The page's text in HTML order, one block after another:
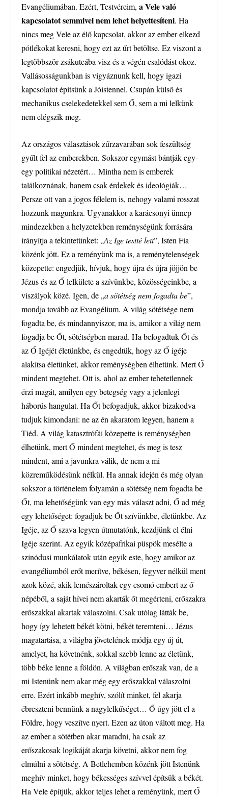
Evangéliumában. Ezért, Testvéreim,a Vele való
kapcsolatot semmivel nem lehet helyettesíteni. Ha
nincs meg Vele az élő kapcsolat, akkor az ember elkezd
pótlékokat keresni, hogy ezt az űrt betöltse. Ez viszont a
legtöbbször zsákutcába visz és a végén csalódást okoz.
Vallásosságunkban is vigyáznunk kell, hogy igazi
kapcsolatot építsünk a Jóistennel. Csupán külső és
mechanikus cselekedetekkel sem Ő, sem a mi lelkünk
nem elégszik meg.
Az országos választások zűrzavarában sok feszültség
gyűlt fel az emberekben. Sokszor egymást bántják egy-
egy politikai nézetért… Mintha nem is emberek
találkoznának, hanem csak érdekek és ideológiák…
Persze ott van a jogos félelem is, nehogy valami rosszat
hozzunk magunkra. Ugyanakkor a karácsonyi ünnep
mindezekben a helyzetekben reménységünk forrására
irányítja a tekintetünket: „Az Ige testté lett”, Isten Fia
közénk jött. Ez a reményünk ma is, a reménytelenségek
közepette: engedjük, hívjuk, hogy újra és újra jöjjön be
Jézus és az Ő lelkülete a szívünkbe, közösségeinkbe, a
viszályok közé. Igen, de „a sötétség nem fogadta be”,
mondja tovább az Evangélium. A világ sötétsége nem
fogadta be, és mindannyiszor, ma is, amikor a világ nem
fogadja be Őt, sötétségben marad. Ha befogadtuk Őt és
az Ő Igéjét életünkbe, és engedtük, hogy az Ő igéje
alakítsa életünket, akkor reménységben élhetünk. Mert Ő
mindent megtehet. Ott is, ahol az ember tehetetlennek
érzi magát, amilyen egy betegség vagy a jelenlegi
háborús hangulat. Ha Őt befogadjuk, akkor bizakodva
tudjuk kimondani: ne az én akaratom legyen, hanem a
Tiéd. A világ katasztrófái közepette is reménységben
élhetünk, mert Ő mindent megtehet, és meg is tesz
mindent, ami a javunkra válik, de nem a mi
közreműködésünk nélkül. Ha annak idején és még olyan
sokszor a történelem folyamán a sötétség nem fogadta be
Őt, ma lehetőségünk van egy más választ adni, Ő ad még
egy lehetőséget: fogadjuk be Őt szívünkbe, életünkbe. Az
Igéje, az Ő szava legyen útmutatónk, kezdjünk el élni
Igéje szerint. Az egyik középafrikai püspök mesélte a
szinódusi munkálatok után egyik este, hogy amikor az
evangéliumból erőt merítve, békésen, fegyver nélkül ment
azok közé, akik lemészároltak egy csomó embert az ő
népéből, a saját hívei nem akarták őt megérteni, erőszakra
erőszakkal akartak válaszolni. Csak utólag látták be,
hogy így lehetett békét kötni, békét teremteni… Jézus
magatartása, a világba jövetelének módja egy új út,
amelyet, ha követnénk, sokkal szebb lenne az életünk,
több béke lenne a földön. A világban erőszak van, de a
mi Istenünk nem akar még egy erőszakkal válaszolni
erre. Ezért inkább meghív, szólít minket, fel akarja
ébreszteni bennünk a nagylelkűséget… Ő úgy jött el a
Földre, hogy veszítve nyert. Ezen az úton váltott meg. Ha
az ember a sötétben akar maradni, ha csak az
erőszakosak logikáját akarja követni, akkor nem fog
elmúlni a sötétség. A Betlehemben közénk jött Istenünk
meghív minket, hogy békességes szívvel építsük a békét.
Ha Vele építjük, akkor teljes lehet a reményünk, mert Ő